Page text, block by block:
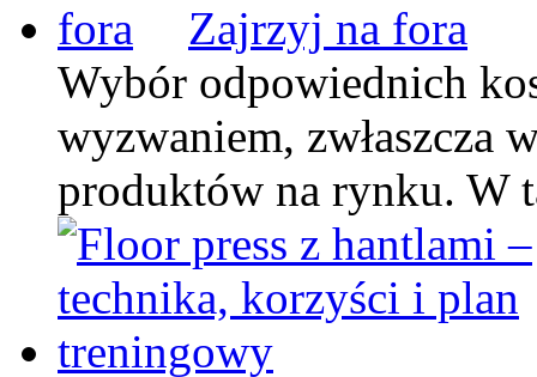
Zajrzyj na fora
Wybór odpowiednich
wyzwaniem, zwłaszcza
produktów na rynku.